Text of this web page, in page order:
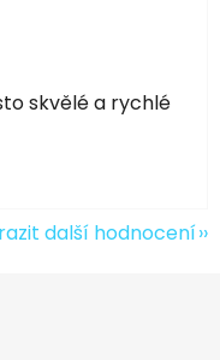
skvělé a rychlé
další hodnocení